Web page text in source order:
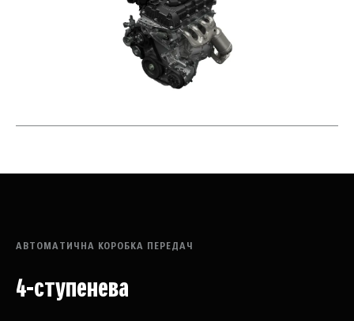
АВТОМАТИЧНА КОРОБКА ПЕРЕДАЧ
4-ступенева